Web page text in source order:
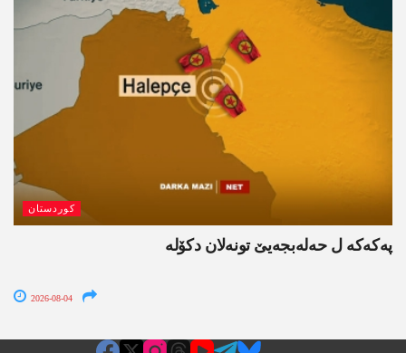
کوردستان
پەکەکە ل حەلەبجەیێ تونەلان دکۆلە
2026-08-04